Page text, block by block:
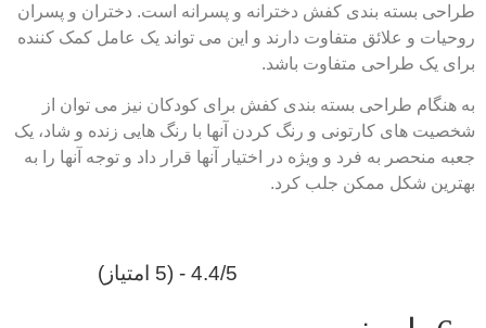
بسته بندی کفش دخترانه و پسرانه است. دختران و پسران
و علائق متفاوت دارند و این می تواند یک عامل کمک کننده
یک طراحی متفاوت باشد.
طراحی بسته بندی کفش برای کودکان نیز می توان از
های کارتونی و رنگ کردن آنها با رنگ هایی زنده و شاد، یک
منحصر به فرد و ویژه در اختیار آنها قرار داد و توجه آنها را به
شکل ممکن جلب کرد.
4.4/5 - (5 امتیاز)